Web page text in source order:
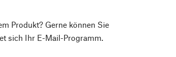
Produkt? Gerne können Sie
sich Ihr E-Mail-Programm.